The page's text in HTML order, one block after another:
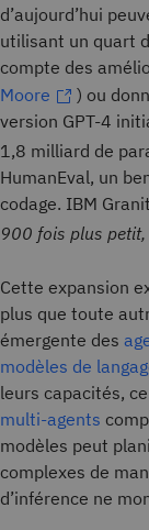
d’aujourd’hui
utilisant un quart
compte des
Moore
) ou
version GPT-4
1,8 milliard de
HumanEval, un
codage. IBM
900 fois plus petit,
Cette expansion
plus que toute
émergente des
modèles de
leurs capacités,
multi-agents
modèles peut
complexes de
d’inférence ne